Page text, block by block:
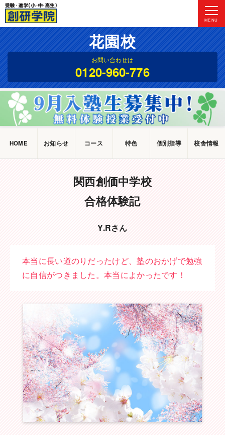
MENU
花園校
お問い合わせは
0120-960-776
HOME お知らせ コース 特色 個別指導 校舎情報
関西創価中学校
合格体験記
Y.Rさん
本当に長い道のりだったけど、塾のおかげで勉強
に自信がつきました。本当によかったです！